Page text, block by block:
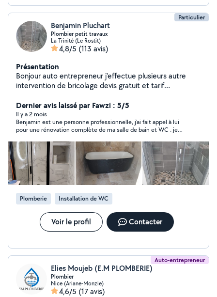
Particulier
Benjamin Pluchart
Plombier petit travaux
La Trinité (Le Rostit)
4,8/5 (113 avis)
Présentation
Bonjour auto entrepreneur j'effectue plusieurs autre
intervention de bricolage devis gratuit et tarif
Dernier avis laissé par Fawzi : 5/5
Il y a 2 mois
Benjamin est une personne professionnelle, j'ai fait appel à lui
pour une rénovation complète de ma salle de bain et WC . je
disponibilité. avec des prix abordables.
Plomberie Installation de WC
Voir le profil Contacter
Auto-entrepreneur
Elies Moujeb (E.M PLOMBERIE)
Plombier
Nice (Ariane-Monzie)
4,6/5 (17 avis)